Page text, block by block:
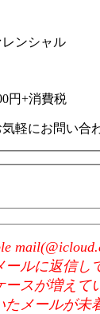
ンシャル
円+消費税
軽にお問い合
ルに返信し
ースが増えて
メールが未